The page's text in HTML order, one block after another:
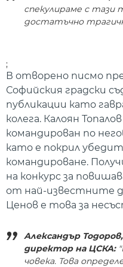
спекулираме с тази
достатъчно
;
В отворено писмо
Софийския градски
публикации като
колега. Калоян
командирован по
като е покрил
командироване.
на конкурс за
от най-известните
Ценов е това за
Александър
директор на ЦСКА:
човека. Това